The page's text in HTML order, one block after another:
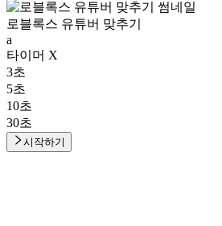
로블록스 유튜버 맞추기
a
타이머 X
3초
5초
10초
30초
시작하기